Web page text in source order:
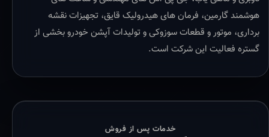
هوشمند گارمین، فرمان های هیدرولیک قایق، تجهیزات نقشه
برداری، موتور و قطعات سوزوکی و تولیدات آپشن خودرو بخشی از
گستره فعالیت این شرکت است.
خدمات پس از فروش